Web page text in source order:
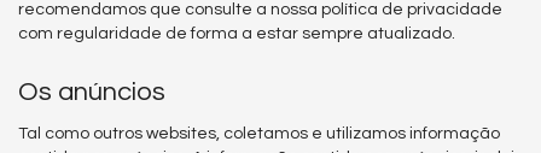
recomendamos que consulte a nossa política de privacidade
com regularidade de forma a estar sempre atualizado.
Os anúncios
Tal como outros websites, coletamos e utilizamos informação